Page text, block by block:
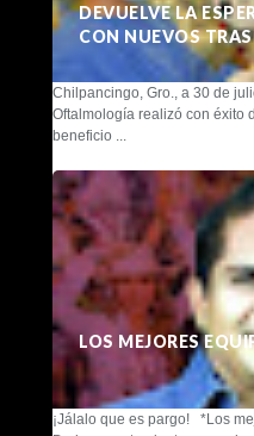
DEVUELVE LA
CON NUEVOS
Chilpancingo, Gro., a 30 de
Oftalmología realizó con éxito
beneficio ...
LOS MEJORES
¡Jálalo que es pargo! *Los